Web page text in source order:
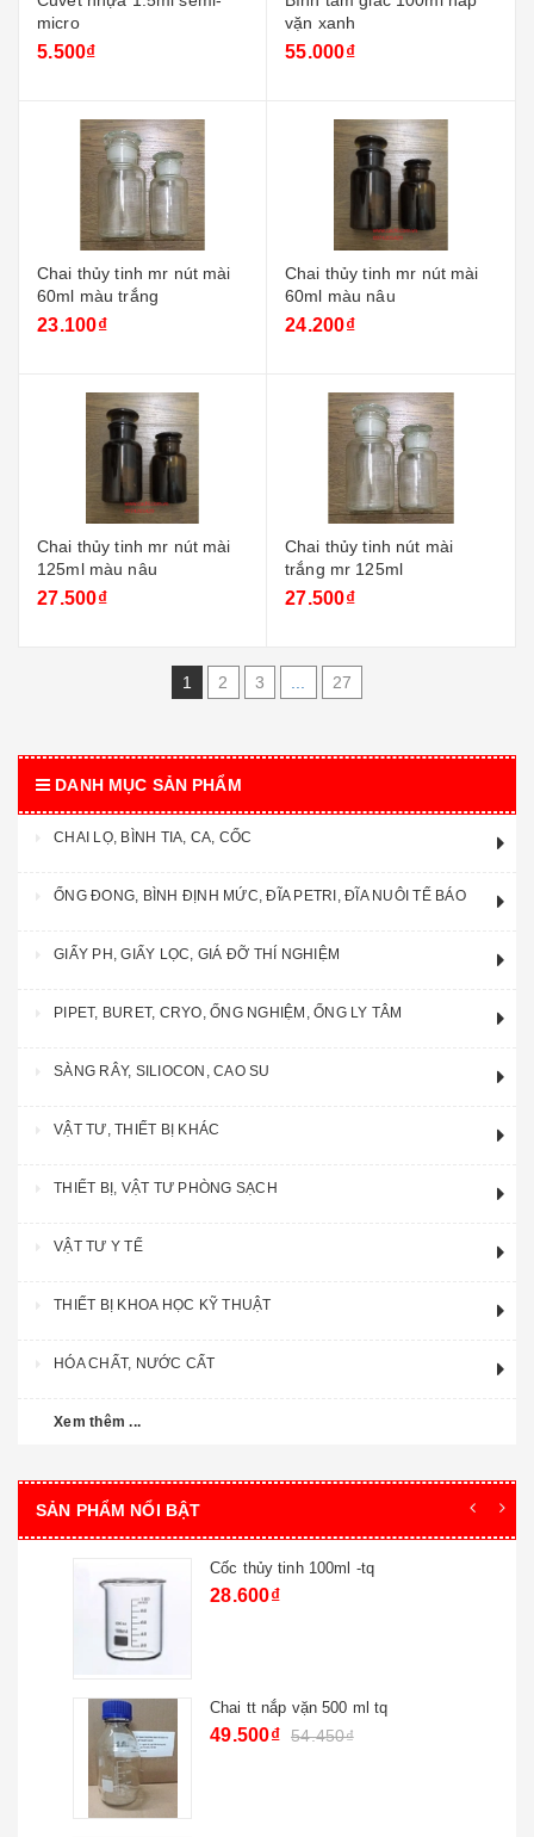
micro
5.500₫
vặn xanh
55.000₫
Chai thủy tinh mr nút mài
60ml màu trắng
23.100₫
Chai thủy tinh mr nút mài
60ml màu nâu
24.200₫
Chai thủy tinh mr nút mài
125ml màu nâu
27.500₫
Chai thủy tinh nút mài
trắng mr 125ml
27.500₫
1 2 3 27
DANH MỤC SẢN PHẨM
CHAI LỌ, BÌNH TIA, CA, CỐC
ỐNG ĐONG, BÌNH ĐỊNH MỨC, ĐĨA PETRI, ĐĨA NUÔI TẾ BÁO
GIẤY PH, GIẤY LỌC, GIÁ ĐỠ THÍ NGHIỆM
PIPET, BURET, CRYO, ỐNG NGHIỆM, ỐNG LY TÂM
SÀNG RÂY, SILIOCON, CAO SU
VẬT TƯ, THIẾT BỊ KHÁC
THIẾT BỊ, VẬT TƯ PHÒNG SẠCH
VẬT TƯ Y TẾ
THIẾT BỊ KHOA HỌC KỸ THUẬT
HÓA CHẤT, NƯỚC CẤT
Xem thêm ...
SẢN PHẨM NỔI BẬT
Cốc thủy tinh 100ml -tq
28.600₫
Chai tt nắp vặn 500 ml tq
49.500₫ 54.450₫